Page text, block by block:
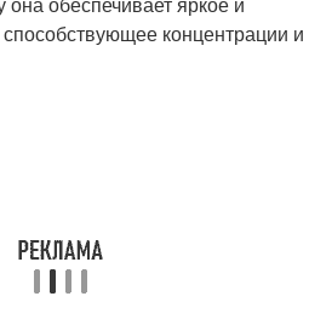
концентрации и